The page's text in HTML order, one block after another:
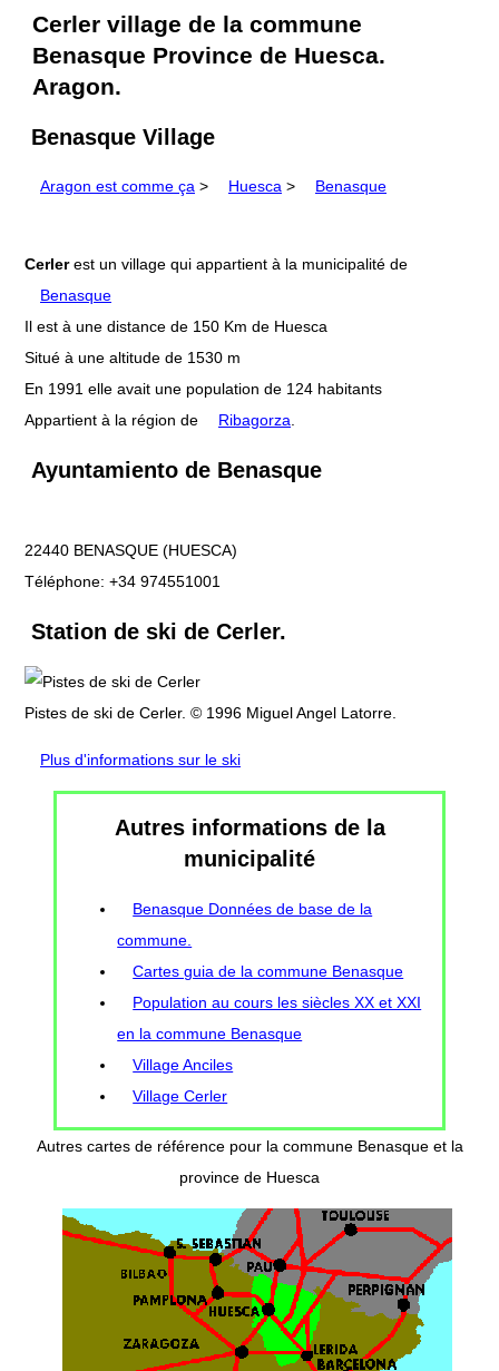
Cerler village de la commune
Benasque Province de Huesca.
Aragon.
Benasque Village
Aragon est comme ça > Huesca > Benasque
Cerlerest un village qui appartient à la municipalité de
Benasque
Il est à une distance de 150 Km de Huesca
Situé à une altitude de 1530 m
En 1991 elle avait une population de 124 habitants
Appartient à la région de
Ribagorza
Ayuntamiento de Benasque
22440 BENASQUE (HUESCA)
Téléphone: +34 974551001
Station de ski de Cerler.
Pistes de ski de Cerler. © 1996 Miguel Angel Latorre.
Plus d'informations sur le ski
Autres informations de la
municipalité
Benasque Données de base de la
commune.
Cartes guia de la commune Benasque
Population au cours les siècles XX et XXI
en la commune Benasque
Village Anciles
Village Cerler
Autres cartes de référence pour la commune Benasque et la
province de Huesca